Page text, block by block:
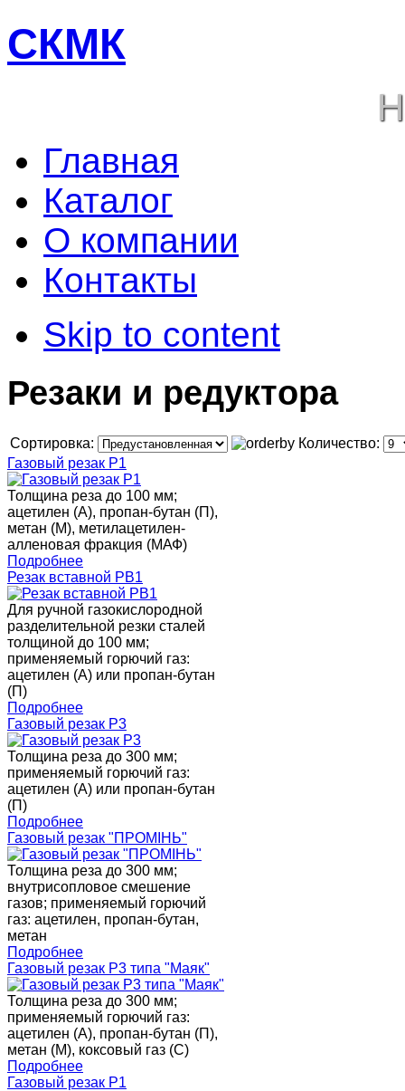
СКМК
Главная
Каталог
О компании
Контакты
Skip to content
Резаки и редуктора
Сортировка:
Количество:
Газовый резак P1
Толщина реза до 100 мм;
ацетилен (А), пропан-бутан (П),
метан (М), метилацетилен-
алленовая фракция (МАФ)
Подробнее
Резак вставной РВ1
Для ручной газокислородной
разделительной резки сталей
толщиной до 100 мм;
применяемый горючий газ:
ацетилен (А) или пропан-бутан
(П)
Подробнее
Газовый резак Р3
Толщина реза до 300 мм;
применяемый горючий газ:
ацетилен (А) или пропан-бутан
(П)
Подробнее
Газовый резак "ПРОМIНЬ"
Толщина реза до 300 мм;
внутрисопловое смешение
газов; применяемый горючий
газ: ацетилен, пропан-бутан,
метан
Подробнее
Газовый резак Р3 типа "Маяк"
Толщина реза до 300 мм;
применяемый горючий газ:
ацетилен (А), пропан-бутан (П),
метан (М), коксовый газ (С)
Подробнее
Газовый резак Р1